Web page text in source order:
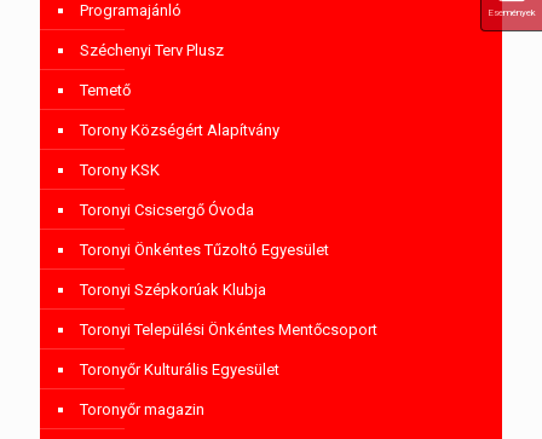
Programajánló
Széchenyi Terv Plusz
Temető
Torony Községért Alapítvány
Torony KSK
Toronyi Csicsergő Óvoda
Toronyi Önkéntes Tűzoltó Egyesület
Toronyi Szépkorúak Klubja
Toronyi Települési Önkéntes Mentőcsoport
Toronyőr Kulturális Egyesület
Toronyőr magazin
Események